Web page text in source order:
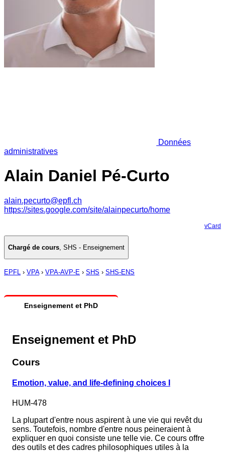
Données
administratives
Alain Daniel Pé-Curto
alain.pecurto@epfl.ch
https://sites.google.com/site/alainpecurto/home
vCard
Chargé de cours, SHS - Enseignement
EPFL › VPA› VPA-AVP-E › SHS › SHS-ENS
Enseignement et PhD
Enseignement et PhD
Cours
Emotion, value, and life-defining choices I
HUM-478
La plupart d'entre nous aspirent à une vie qui revêt du
sens. Toutefois, nombre d'entre nous peineraient à
expliquer en quoi consiste une telle vie. Ce cours offre
des outils et des cadres philosophiques utiles à la